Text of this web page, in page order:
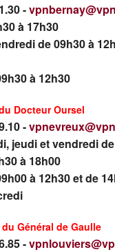
-
à 17h30
de 09h30 à
à 12h30
Docteur Oursel
-
jeudi et vendredi
à 18h00
à 12h30 et de
Général de Gaulle
-